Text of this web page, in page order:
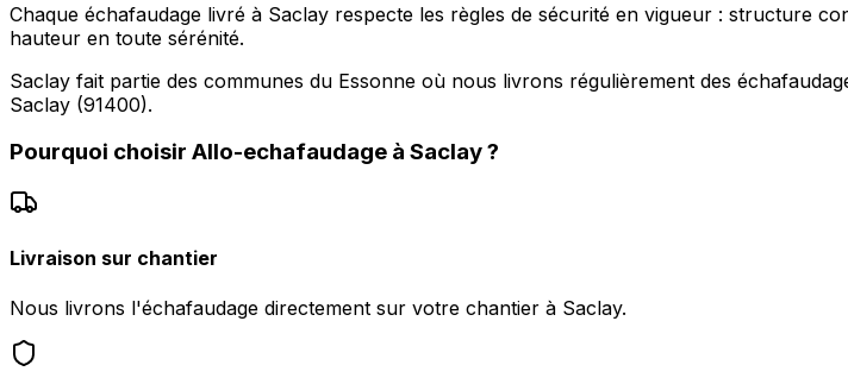
Chaque échafaudage livré à Saclay respecte les règles de sécurité en vigueur : structure
hauteur en toute sérénité.
Saclay fait partie des communes du Essonne où nous livrons régulièrement des
Saclay (91400).
Pourquoi choisir Allo-echafaudage à Saclay?
Livraison sur chantier
Nous livrons l'échafaudage directement sur votre chantier à Saclay.